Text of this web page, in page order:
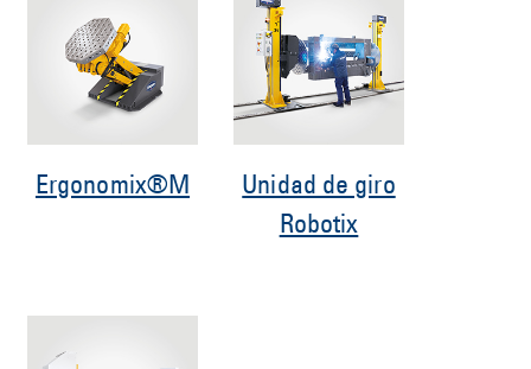
Ergonomix®M
Unidad de giro
Robotix